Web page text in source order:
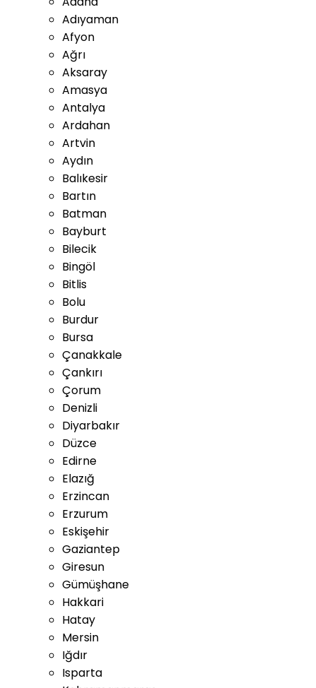
Adıyaman
Afyon
Ağrı
Aksaray
Amasya
Antalya
Ardahan
Artvin
Aydın
Balıkesir
Bartın
Batman
Bayburt
Bilecik
Bingöl
Bitlis
Bolu
Burdur
Bursa
Çanakkale
Çankırı
Çorum
Denizli
Diyarbakır
Düzce
Edirne
Elazığ
Erzincan
Erzurum
Eskişehir
Gaziantep
Giresun
Gümüşhane
Hakkari
Hatay
Mersin
Iğdır
Isparta